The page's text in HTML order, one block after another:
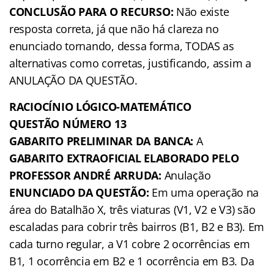
CONCLUSÃO PARA O RECURSO: Não existe
resposta correta, já que não há clareza no
enunciado tornando, dessa forma, TODAS as
alternativas como corretas, justificando, assim a
ANULAÇÃO DA QUESTÃO.
RACIOCÍNIO LÓGICO-MATEMÁTICO
QUESTÃO NÚMERO 13
GABARITO PRELIMINAR DA BANCA: A
GABARITO EXTRAOFICIAL ELABORADO PELO
PROFESSOR ANDRÉ ARRUDA: Anulação
ENUNCIADO DA QUESTÃO: Em uma operação na
área do Batalhão X, três viaturas (V1, V2 e V3) são
escaladas para cobrir três bairros (B1, B2 e B3). Em
cada turno regular, a V1 cobre 2 ocorrências em
B1, 1 ocorrência em B2 e 1 ocorrência em B3. Da